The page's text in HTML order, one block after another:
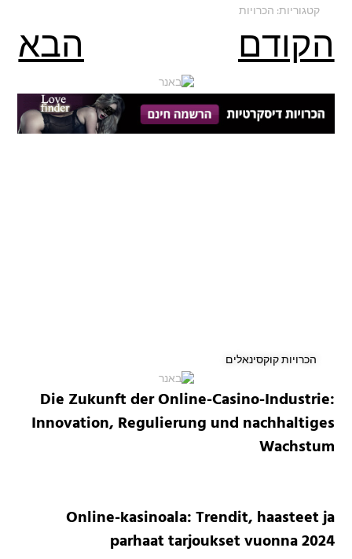
קטגוריות:הכרויות
הקודם הבא
הכרויות קוקסינאלים
Die Zukunft der Online-Casino-Industrie:
Innovation, Regulierung und nachhaltiges
Wachstum
Online-kasinoala: Trendit, haasteet ja
parhaat tarjoukset vuonna 2024